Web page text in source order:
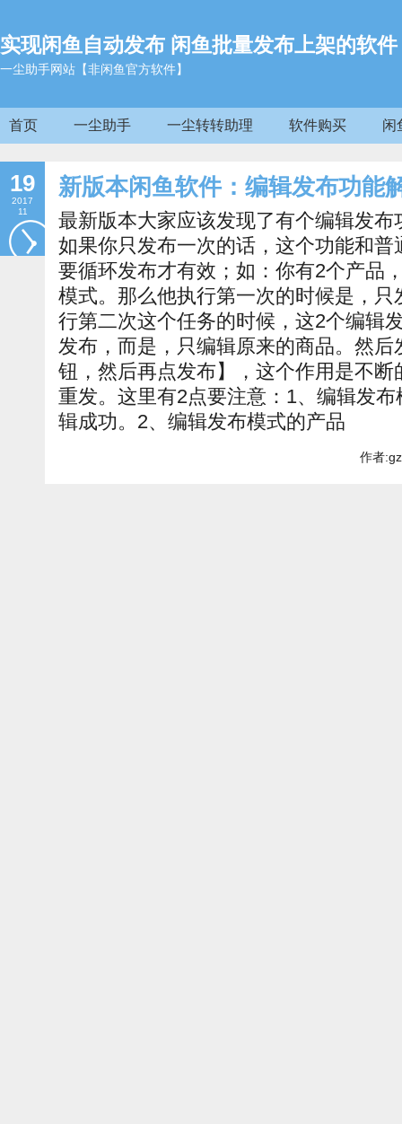
实现闲鱼自动发布 闲鱼批量发布上架的软件
一尘助手网站【非闲鱼官方软件】
首页 一尘助手 一尘转转助理 软件购买 闲
19
2017
11
新版本闲鱼软件：编辑发布功能
最新版本大家应该发现了有个编辑发
如果你只发布一次的话，这个功能和
要循环发布才有效；如：你有2个产品
模式。那么他执行第一次的时候是，
行第二次这个任务的时候，这2个编辑
发布，而是，只编辑原来的商品。然后
钮，然后再点发布】，这个作用是不
重发。这里有2点要注意：1、编辑发
辑成功。2、编辑发布模式的产品
作者